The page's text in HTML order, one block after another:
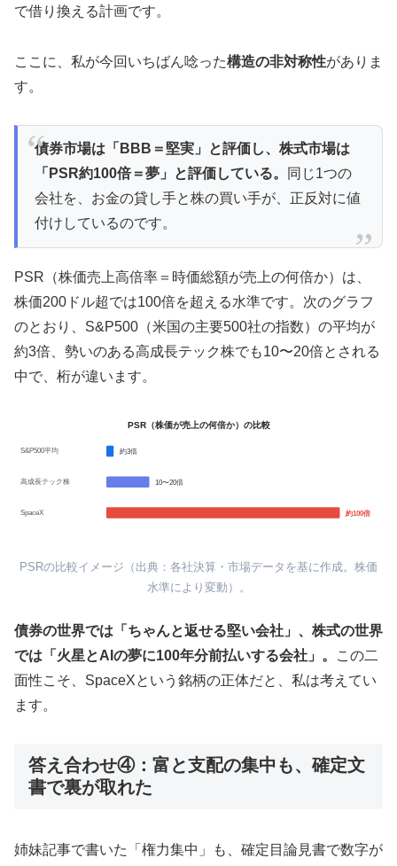
で借り換える計画です。
ここに、私が今回いちばん唸った構造の非対称性がありま
す。
債券市場は「BBB＝堅実」と評価し、株式市場は
「PSR約100倍＝夢」と評価している。
同じ1つの
会社を、お金の貸し手と株の買い手が、正反対に値
付けしているのです。
PSR（株価売上高倍率＝時価総額が売上の何倍か）は、
株価200ドル超では100倍を超える水準です。次のグラフ
のとおり、S&P500（米国の主要500社の指数）の平均が
約3倍、勢いのある高成長テック株でも10〜20倍とされる
中で、桁が違います。
PSR（株価が売上の何倍か）の比較
S&P500平均 約3倍
高成長テック株 10〜20倍
SpaceX 約100倍
PSRの比較イメージ（出典：各社決算・市場データを基に作成。株価
水準により変動）。
債券の世界では「ちゃんと返せる堅い会社」、株式の世界
では「火星とAIの夢に100年分前払いする会社」。
この二
面性こそ、SpaceXという銘柄の正体だと、私は考えてい
ます。
答え合わせ④：富と支配の集中も、確定文
書で裏が取れた
姉妹記事で書いた「権力集中」も、確定目論見書で数字が